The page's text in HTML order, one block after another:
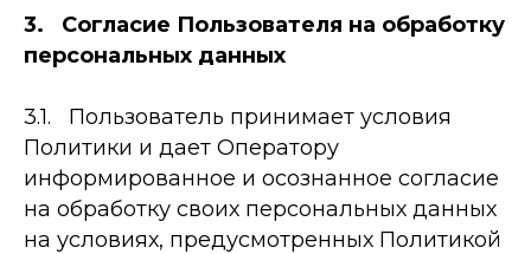
3. Согласие Пользователя на обработку
персональных данных
3.1. Пользователь принимает условия
Политики и дает Оператору
информированное и осознанное согласие
на обработку своих персональных данных
на условиях, предусмотренных Политикой